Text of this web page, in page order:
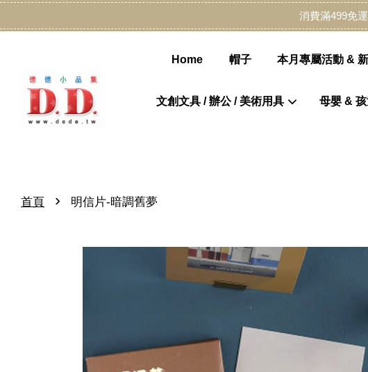
消費滿499免
Home 帽子 本月專屬活動 &
文創文具 / 辦公 / 美術用具 母嬰 &
首頁 › 明信片-暗調舊夢